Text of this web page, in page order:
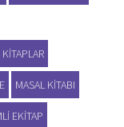
MASAL KITABI
EKITAP